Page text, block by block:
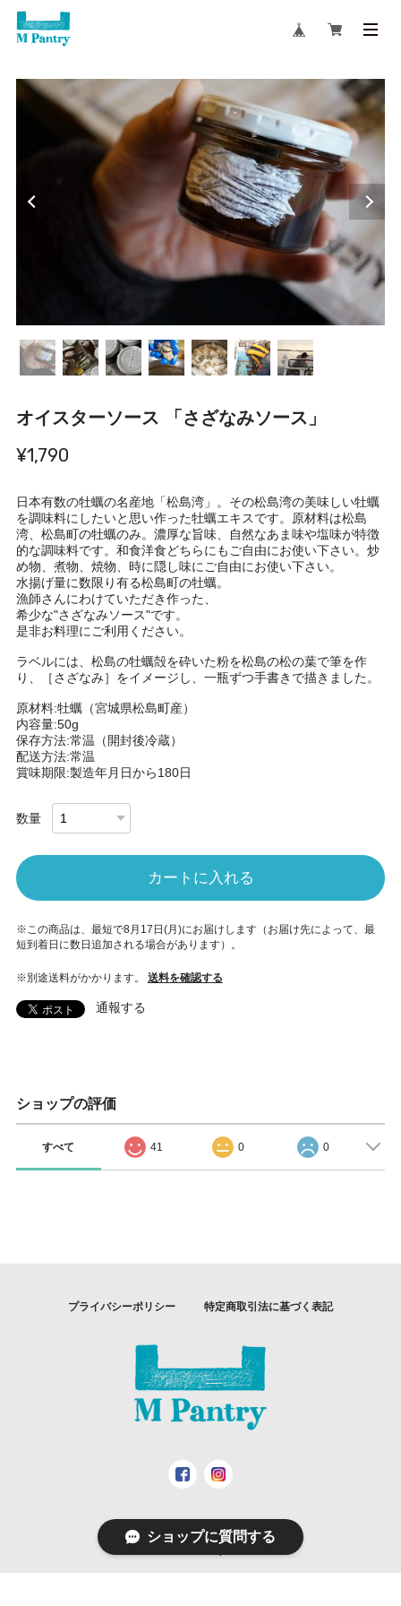
オイスターソース 「さざなみソース」
¥1,790
日本有数の牡蠣の名産地「松島湾」。その松島湾の美味しい牡蠣
を調味料にしたいと思い作った牡蠣エキスです。原材料は松島
湾、松島町の牡蠣のみ。濃厚な旨味、自然なあま味や塩味が特徴
的な調味料です。和食洋食どちらにもご自由にお使い下さい。炒
め物、煮物、焼物、時に隠し味にご自由にお使い下さい。
水揚げ量に数限り有る松島町の牡蠣。
漁師さんにわけていただき作った、
希少な"さざなみソース"です。
是非お料理にご利用ください。
ラベルには、松島の牡蠣殻を砕いた粉を松島の松の葉で筆を作
り、［さざなみ］をイメージし、一瓶ずつ手書きで描きました。
原材料:牡蠣（宮城県松島町産）
内容量:50g
保存方法:常温（開封後冷蔵）
配送方法:常温
賞味期限:製造年月日から180日
数量
カートに入れる
※この商品は、最短で8月17日(月)にお届けします（お届け先によって、最
短到着日に数日追加される場合があります）。
※別途送料がかかります。 送料を確認する
通報する
ショップの評価
すべて 41 0 0
プライバシーポリシー 特定商取引法に基づく表記
ショップに質問する